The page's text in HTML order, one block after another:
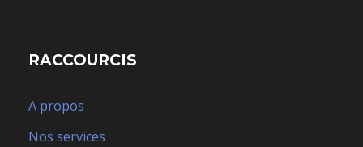
RACCOURCIS
A propos
Nos services